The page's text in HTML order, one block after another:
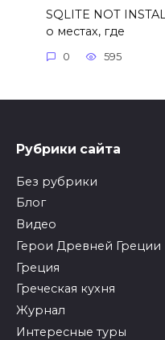
SQLITE NOT
о местах, где
0 595
Рубрики сайта
Без рубрики
Блог
Видео
Герои Древней Греции
Греция
Греческая кухня
Журнал
Интересные туры